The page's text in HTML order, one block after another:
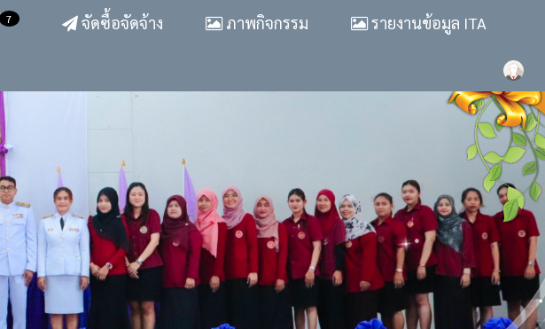
7 จัดซื้อจัดจ้าง ภาพกิจกรรม รายงานข้อมูล ITA